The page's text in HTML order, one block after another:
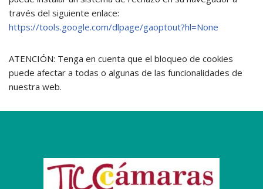
través del siguiente enlace:
https://tools.google.com/dlpage/gaoptout?hl=None
ATENCIÓN: Tenga en cuenta que el bloqueo de cookies
puede afectar a todas o algunas de las funcionalidades de
nuestra web.